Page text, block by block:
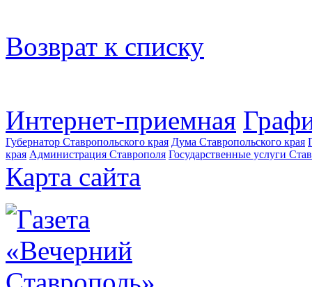
Возврат к списку
Интернет-приемная
Губернатор Ставропольского края Дума Ставропольского края
края Администрация Ставрополя Государственные услуги
Карта сайта